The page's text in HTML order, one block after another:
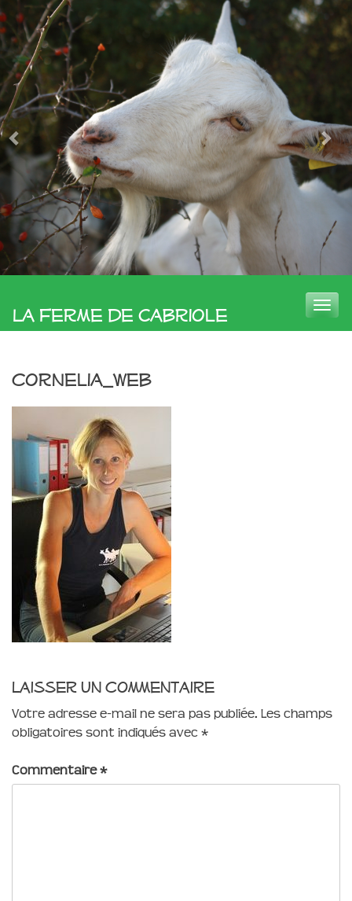
La Ferme de Cabriole
Toggle
cornelia_web
Laisser un commentaire
Votre adresse e-mail ne sera pas publiée. Les champs
obligatoires sont indiqués avec *
Commentaire*